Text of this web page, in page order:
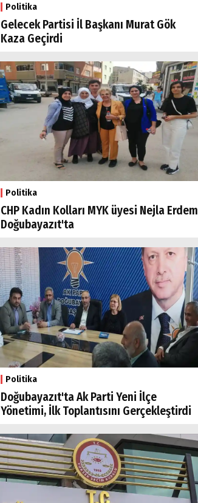
Politika
Gelecek Partisi İl Başkanı Murat Gök
Kaza Geçirdi
Politika
CHP Kadın Kolları MYK üyesi Nejla Erdem
Doğubayazıt'ta
Politika
Doğubayazıt'ta Ak Parti Yeni İlçe
Yönetimi, İlk Toplantısını Gerçekleştirdi